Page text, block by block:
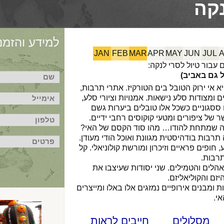
JAN FEB MARAPR MAY JUN JUL
עבור טיול לסרי לנקה:
גם באביב)
אי ירוק הטובל בים הטורקיז. אתרי תרבות,
סלע נישאות. אמנויות וציורי סלע,
ססגוניים כשכל אלו טובלים ביערות גשם
של ציפורים ומטעי קוקוסים רחבי ידיים.
שמתחת להודו… מהו סוד הקסם של האי?
בודהיסטית מגוונת ואוכל הודי מעודן.
פראיים וזיכרון ומורשת קולוניאלי. קל
והטמילים. שני יסודות שעיצבו את
והקוליאליזם.
אירופיים נמזגים אלו באלו ומייצרים
חייבים לראות מסלולים
למידע